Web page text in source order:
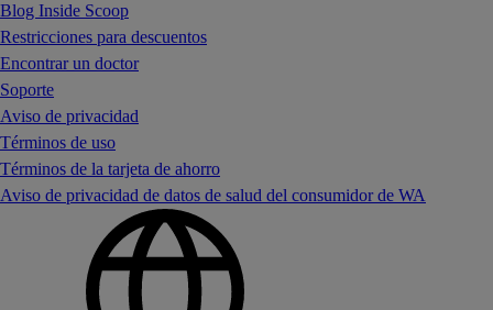
Blog Inside Scoop
Restricciones para descuentos
Encontrar un doctor
Soporte
Aviso de privacidad
Términos de uso
Términos de la tarjeta de ahorro
Aviso de privacidad de datos de salud del consumidor de WA